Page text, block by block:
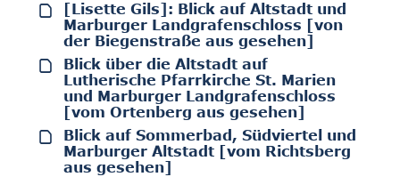
[Lisette Gils]: Blick auf Altstadt und
Marburger Landgrafenschloss [von
der Biegenstraße aus gesehen]
Blick über die Altstadt auf
Lutherische Pfarrkirche St. Marien
und Marburger Landgrafenschloss
[vom Ortenberg aus gesehen]
Blick auf Sommerbad, Südviertel und
Marburger Altstadt [vom Richtsberg
aus gesehen]